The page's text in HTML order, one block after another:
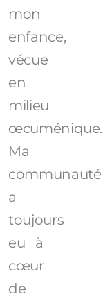
mon
enfance,
vécue
en
milieu
œcuménique.
Ma
communauté
a
toujours
eu à
cœur
de